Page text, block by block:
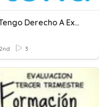
Tutoría - "Tengo Derecho A Expresarme Y Participar" - S/C
2nd 3